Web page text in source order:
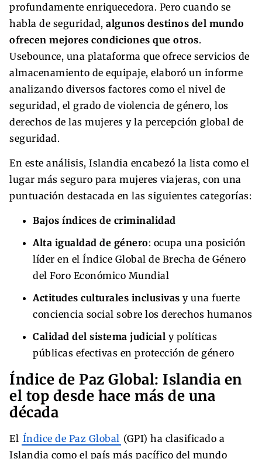
profundamente enriquecedora. Pero cuando se
habla de seguridad, algunos destinos del mundo
ofrecen mejores condiciones que otros.
Usebounce, una plataforma que ofrece servicios de
almacenamiento de equipaje, elaboró un informe
analizando diversos factores como el nivel de
seguridad, el grado de violencia de género, los
derechos de las mujeres y la percepción global de
seguridad.
En este análisis, Islandia encabezó la lista como el
lugar más seguro para mujeres viajeras, con una
puntuación destacada en las siguientes categorías:
Bajos índices de criminalidad
Alta igualdad de género: ocupa una posición
líder en el Índice Global de Brecha de Género
del Foro Económico Mundial
Actitudes culturales inclusivas y una fuerte
conciencia social sobre los derechos humanos
Calidad del sistema judicial y políticas
públicas efectivas en protección de género
Índice de Paz Global: Islandia en
el top desde hace más de una
década
El Índice de Paz Global (GPI) ha clasificado a
Islandia como el país más pacífico del mundo